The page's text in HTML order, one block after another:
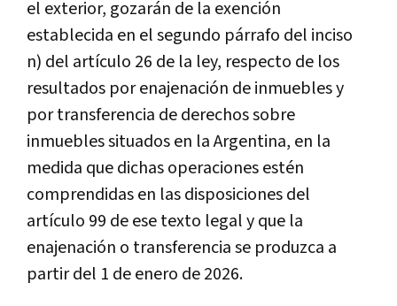
el exterior, gozarán de la exención
establecida en el segundo párrafo del inciso
n) del artículo 26 de la ley, respecto de los
resultados por enajenación de inmuebles y
por transferencia de derechos sobre
inmuebles situados en la Argentina, en la
medida que dichas operaciones estén
comprendidas en las disposiciones del
artículo 99 de ese texto legal y que la
enajenación o transferencia se produzca a
partir del 1 de enero de 2026.